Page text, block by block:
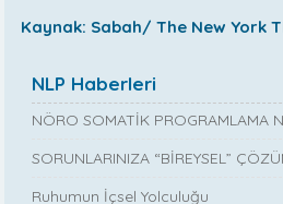
Kaynak: Sabah/ The New York
NLP Haberleri
NÖRO SOMATİK PROGRAMLAMA
SORUNLARINIZA “BİREYSEL”
Ruhumun İçsel Yolculuğu